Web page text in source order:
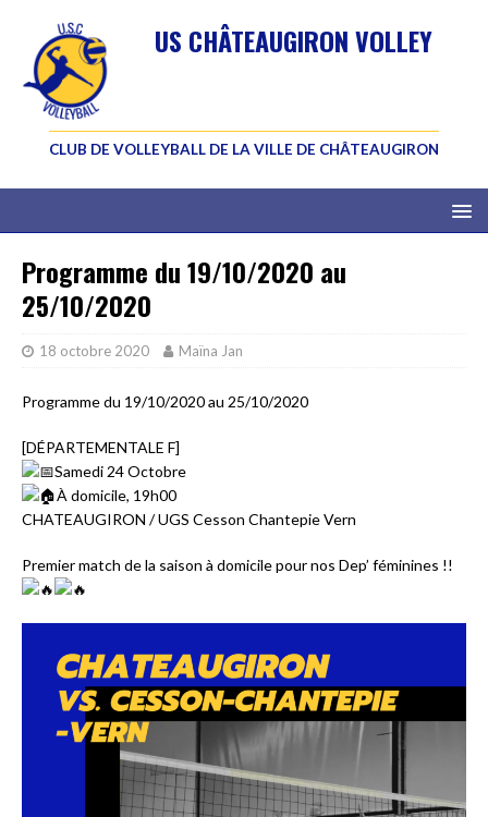
US CHÂTEAUGIRON VOLLEY
CLUB DE VOLLEYBALL DE LA VILLE DE CHÂTEAUGIRON
Programme du 19/10/2020 au
25/10/2020
18 octobre 2020 Maïna Jan
Programme du 19/10/2020 au 25/10/2020
[DÉPARTEMENTALE F]
Samedi 24 Octobre
À domicile, 19h00
CHATEAUGIRON / UGS Cesson Chantepie Vern
Premier match de la saison à domicile pour nos Dep’ féminines !!